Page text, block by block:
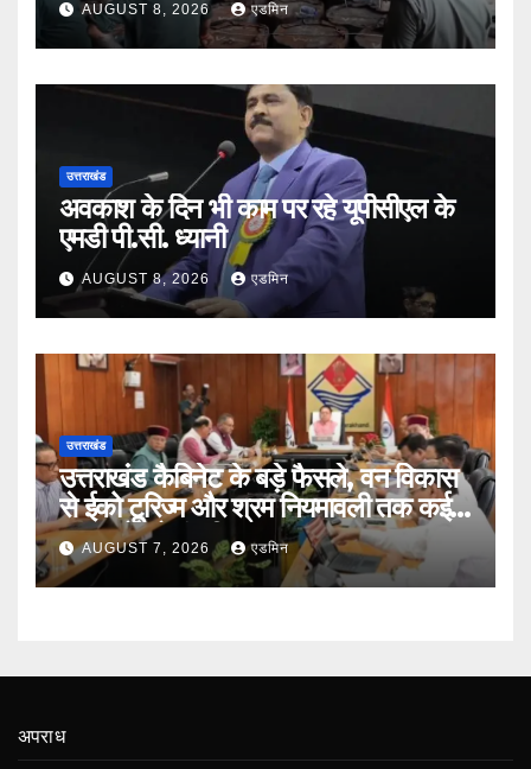
AUGUST 8, 2026 एडमिन
उत्तराखंड
अवकाश के दिन भी काम पर रहे यूपीसीएल के
एमडी पी.सी. ध्यानी
AUGUST 8, 2026 एडमिन
उत्तराखंड
उत्तराखंड कैबिनेट के बड़े फैसले, वन विकास
से ईको टूरिज्म और श्रम नियमावली तक कई
प्रस्तावों को मंजूरी
AUGUST 7, 2026 एडमिन
अपराध